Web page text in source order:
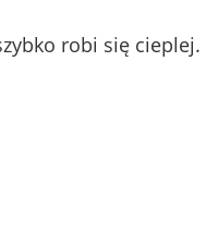
robi się cieplej.